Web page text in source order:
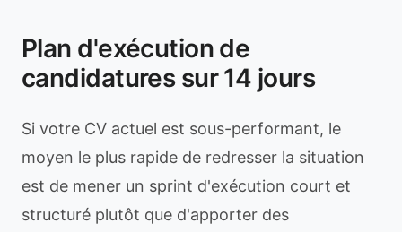
Plan d'exécution de
candidatures sur 14 jours
Si votre CV actuel est sous-performant, le
moyen le plus rapide de redresser la situation
est de mener un sprint d'exécution court et
structuré plutôt que d'apporter des